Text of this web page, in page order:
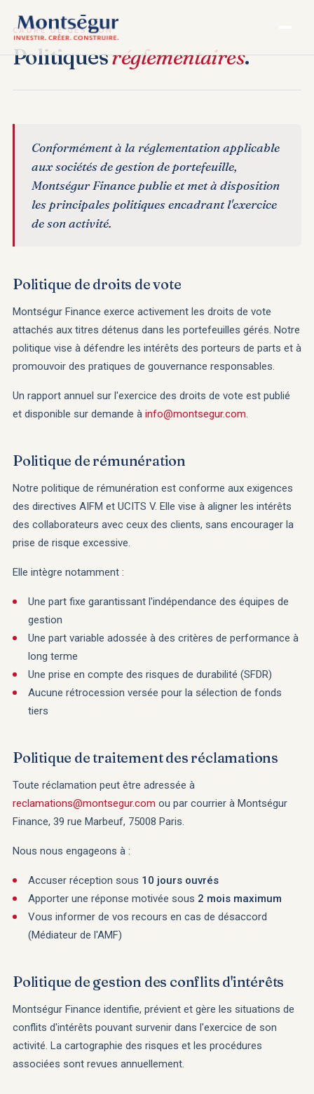
CADRE DE GESTION
Politiquesréglementaires.
Conformément à la réglementation applicable
aux sociétés de gestion de portefeuille,
Montségur Finance publie et met à disposition
les principales politiques encadrant l'exercice
de son activité.
Politique de droits de vote
Montségur Finance exerce activement les droits de vote
attachés aux titres détenus dans les portefeuilles gérés. Notre
politique vise à défendre les intérêts des porteurs de parts et à
promouvoir des pratiques de gouvernance responsables.
Un rapport annuel sur l'exercice des droits de vote est publié
et disponible sur demande à info@montsegur.com.
Politique de rémunération
Notre politique de rémunération est conforme aux exigences
des directives AIFM et UCITS V. Elle vise à aligner les intérêts
des collaborateurs avec ceux des clients, sans encourager la
prise de risque excessive.
Elle intègre notamment :
Une part fixe garantissant l'indépendance des équipes de
gestion
Une part variable adossée à des critères de performance à
long terme
Une prise en compte des risques de durabilité (SFDR)
Aucune rétrocession versée pour la sélection de fonds
tiers
Politique de traitement des réclamations
Toute réclamation peut être adressée à
reclamations@montsegur.com ou par courrier à Montségur
Finance, 39 rue Marbeuf, 75008 Paris.
Nous nous engageons à :
Accuser réception sous 10 jours ouvrés
Apporter une réponse motivée sous 2 mois maximum
Vous informer de vos recours en cas de désaccord
(Médiateur de l'AMF)
Politique de gestion des conflits d'intérêts
Montségur Finance identifie, prévient et gère les situations de
conflits d'intérêts pouvant survenir dans l'exercice de son
activité. La cartographie des risques et les procédures
associées sont revues annuellement.